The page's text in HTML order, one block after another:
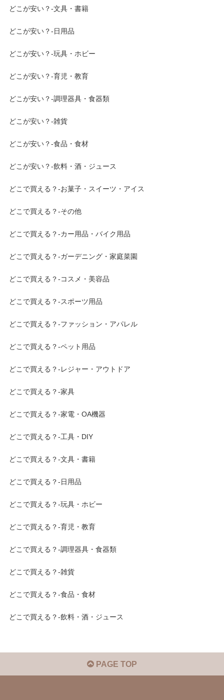
どこが安い？-文具・書籍
どこが安い？-日用品
どこが安い？-玩具・ホビー
どこが安い？-育児・教育
どこが安い？-調理器具・食器類
どこが安い？-雑貨
どこが安い？-食品・食材
どこが安い？-飲料・酒・ジュース
どこで買える？-お菓子・スイーツ・アイス
どこで買える？-その他
どこで買える？-カー用品・バイク用品
どこで買える？-ガーデニング・家庭菜園
どこで買える？-コスメ・美容品
どこで買える？-スポーツ用品
どこで買える？-ファッション・アパレル
どこで買える？-ペット用品
どこで買える？-レジャー・アウトドア
どこで買える？-家具
どこで買える？-家電・OA機器
どこで買える？-工具・DIY
どこで買える？-文具・書籍
どこで買える？-日用品
どこで買える？-玩具・ホビー
どこで買える？-育児・教育
どこで買える？-調理器具・食器類
どこで買える？-雑貨
どこで買える？-食品・食材
どこで買える？-飲料・酒・ジュース
PAGE TOP